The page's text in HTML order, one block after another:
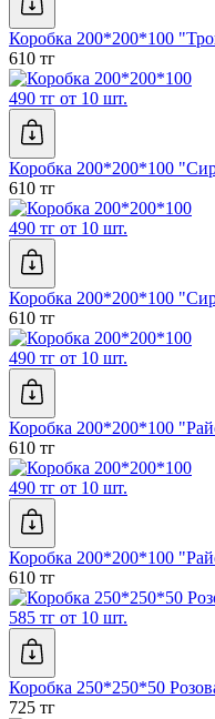
Коробка 200*200*100
610 тг
490 тг от 10 шт.
Коробка 200*200*100
610 тг
490 тг от 10 шт.
Коробка 200*200*100
610 тг
490 тг от 10 шт.
Коробка 200*200*100
610 тг
490 тг от 10 шт.
Коробка 200*200*100
610 тг
585 тг от 10 шт.
Коробка 250*250*50
725 тг